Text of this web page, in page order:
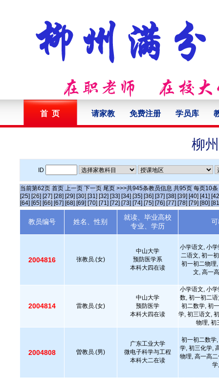
首 页 请家教 免费注册 学员库
柳
ID
当前第62页 首页 上一页 下一页 尾页 >>>共945条教员信息 共95页 每页10条
[25] [26] [27] [28] [29] [30] [31] [32] [33] [34] [35] [36] [37] [38] [39] [40] [41]
[64] [65] [66] [67] [68] [69] [70] [71] [72] [73] [74] [75] [76] [77] [78] [79] [80]
教员编号 姓名、性别
就读、毕业高校
专业、学历
2004816 张教员.(女)
中山大学
预防医学系
本科大四在读
小学语文, 小
二语文, 初一
初一初二物理
文, 高一
2004814 雷教员.(女)
中山大学
预防医学
本科大四在读
小学语文, 小
数, 初一初二
初二数学, 初
学, 初三语文,
物理, 初
2004808 曽教员.(男)
广东工业大学
微电子科学与工程
本科大二在读
初一初二数学
学, 初三化学,
物理, 高一高